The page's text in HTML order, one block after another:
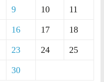
9 10 11
16 17 18
23 24 25
30